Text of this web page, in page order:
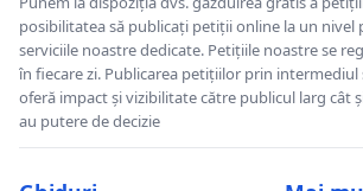
posibilitatea să publicați petiții online la un nivel
serviciile noastre dedicate. Petițiile noastre se
în fiecare zi. Publicarea petițiilor prin
oferă impact și vizibilitate către publicul larg cât
au putere de decizie